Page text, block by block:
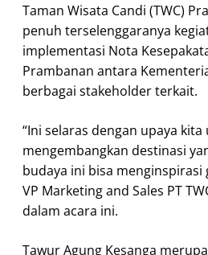
Taman Wisata Candi (TWC)
penuh terselenggaranya
implementasi Nota
Prambanan antara
berbagai stakeholder terkait.
“Ini selaras dengan upaya
mengembangkan destinasi
budaya ini bisa menginspirasi
VP Marketing and Sales PT
dalam acara ini.
Tawur Agung Kesanga